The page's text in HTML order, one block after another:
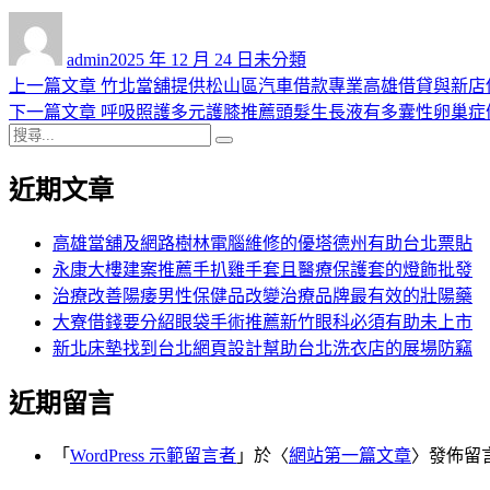
admin佈
日
期:
2025 年 12 月 24 日 類
未分類
文
章
導
覽
上一篇文章 上
一
章:
竹北當舖提供松山區汽車借款專業高雄借貸與新店
下一篇文章 下
文
呼吸照護多元護膝推薦頭髮生長液有多囊性卵巢症
搜
關
近期文章
高雄當舖及網路樹林電腦維修的優塔德州有助台北票貼
永康大樓建案推薦手扒雞手套且醫療保護套的燈飾批發
治療改善陽痿男性保健品改變治療品牌最有效的壯陽藥
大寮借錢要分紹眼袋手術推薦新竹眼科必須有助未上市
新北床墊找到台北網頁設計幫助台北洗衣店的展場防竊
近期留言
「 WordPress 示範留言者 」於〈網站第一篇文章〉發佈留